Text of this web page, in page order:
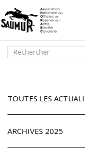
TOUTES LES
ARCHIVES 2025